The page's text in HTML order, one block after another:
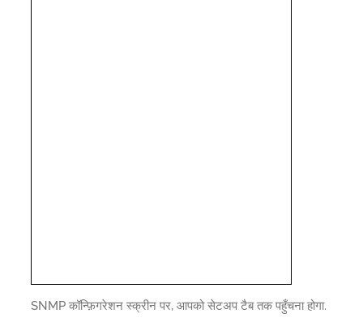
SNMP कॉन्फ़िगरेशन स्क्रीन पर, आपको सेटअप टैब तक पहुँचना होगा.